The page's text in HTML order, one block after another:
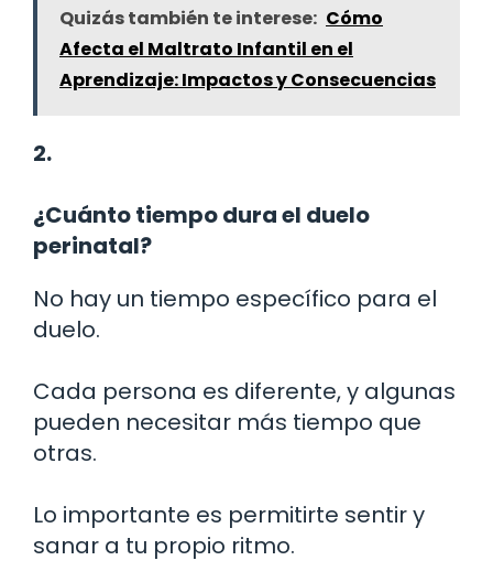
Quizás también te interese: Cómo
Afecta el Maltrato Infantil en el
Aprendizaje: Impactos y Consecuencias
2.
¿Cuánto tiempo dura el duelo
perinatal?
No hay un tiempo específico para el
duelo.
Cada persona es diferente, y algunas
pueden necesitar más tiempo que
otras.
Lo importante es permitirte sentir y
sanar a tu propio ritmo.